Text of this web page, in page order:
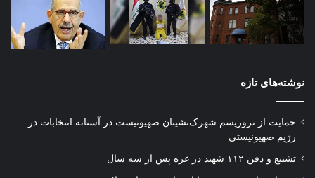
نوشته‌های تازه
حمایت از تروریسم شهرک‌نشینان صهیونیست در آستانه انتخابات در
رژیم صهیونیستی
تشییع و دفن ۱۱۲ شهید در غزه پس از سه سال